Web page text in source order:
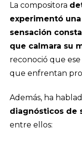
La compositora
experimentó
sensación
que calmara su
reconoció que
que enfrentan
Además, ha
diagnósticos de
entre ellos: